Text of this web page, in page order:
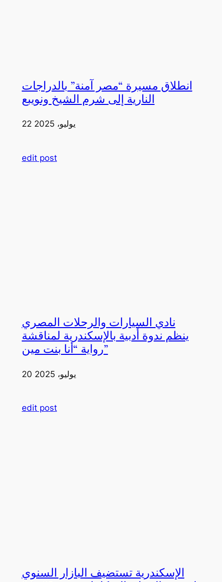
انطلاق مسيرة “مصر آمنة” بالدراجات
النارية إلى شرم الشيخ ونويبع
22 يوليو، 2025
edit post
نادي السيارات والرحلات المصري
ينظم ندوة أدبية بالإسكندرية لمناقشة
رواية “أنا بنت مين”
20 يوليو، 2025
edit post
الإسكندرية تستضيف البازار السنوي